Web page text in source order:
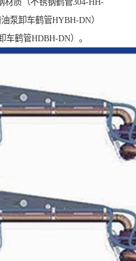
材质（不锈钢鹤管304-HH-
泵卸车鹤管HYBH-DN）
车鹤管HDBH-DN）。